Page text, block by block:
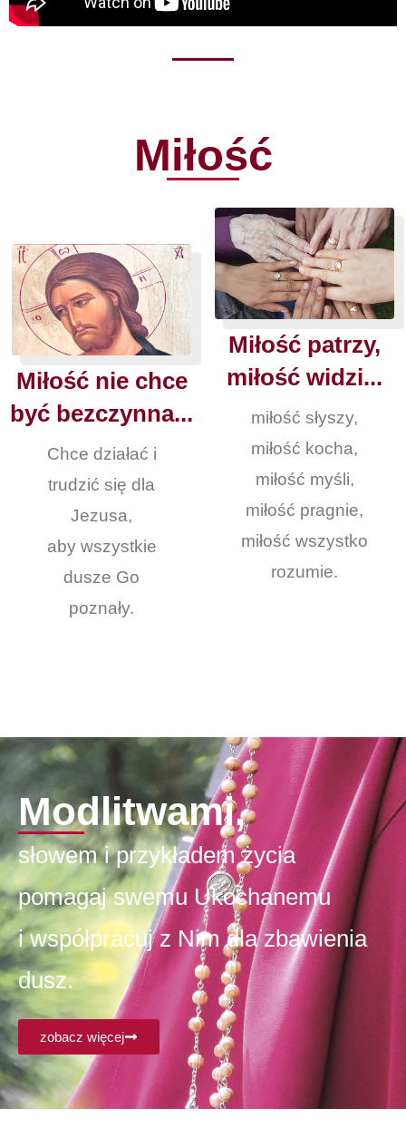
Miłość
Miłość nie chce
być bezczynna...
Chce działać i
trudzić się dla
Jezusa,
aby wszystkie
dusze Go
poznały.
Miłość patrzy,
miłość widzi...
miłość słyszy,
miłość kocha,
miłość myśli,
miłość pragnie,
miłość wszystko
rozumie.
Modlitwami,
słowem i przykładem życia
pomagaj swemu Ukochanemu
i współpracuj z Nim dla zbawienia
dusz.
zobacz więcej